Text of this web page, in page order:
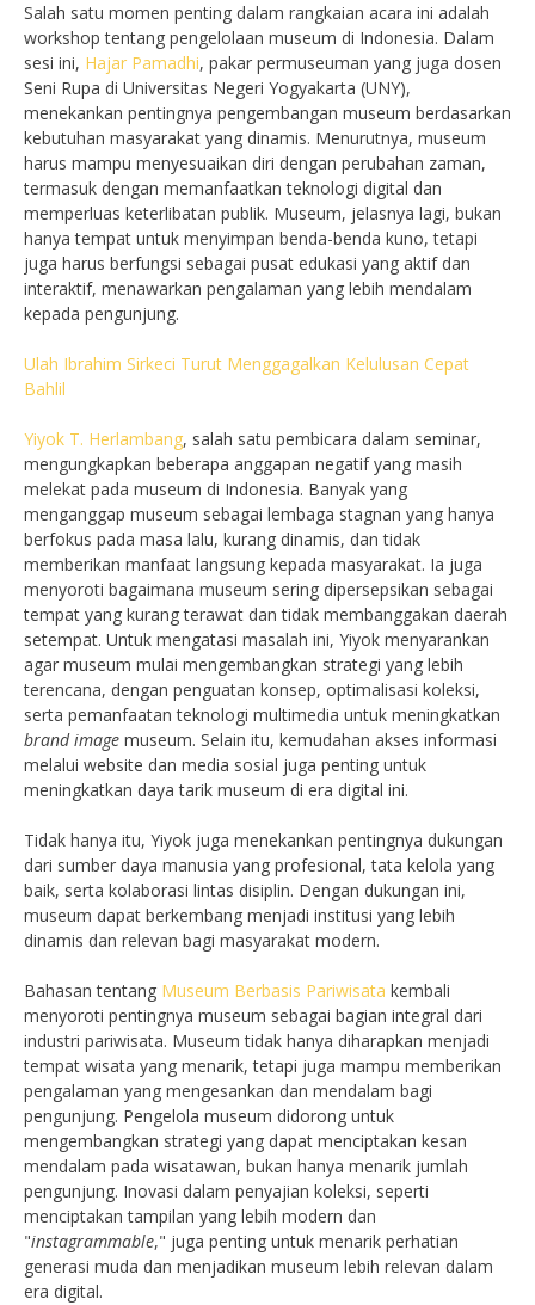
Salah satu momen penting dalam rangkaian acara ini adalah
workshop tentang pengelolaan museum di Indonesia. Dalam
sesi ini, Hajar Pamadhi, pakar permuseuman yang juga dosen
Seni Rupa di Universitas Negeri Yogyakarta (UNY),
menekankan pentingnya pengembangan museum berdasarkan
kebutuhan masyarakat yang dinamis. Menurutnya, museum
harus mampu menyesuaikan diri dengan perubahan zaman,
termasuk dengan memanfaatkan teknologi digital dan
memperluas keterlibatan publik. Museum, jelasnya lagi, bukan
hanya tempat untuk menyimpan benda-benda kuno, tetapi
juga harus berfungsi sebagai pusat edukasi yang aktif dan
interaktif, menawarkan pengalaman yang lebih mendalam
kepada pengunjung.
Ulah Ibrahim Sirkeci Turut Menggagalkan Kelulusan Cepat
Bahlil
Yiyok T. Herlambang, salah satu pembicara dalam seminar,
mengungkapkan beberapa anggapan negatif yang masih
melekat pada museum di Indonesia. Banyak yang
menganggap museum sebagai lembaga stagnan yang hanya
berfokus pada masa lalu, kurang dinamis, dan tidak
memberikan manfaat langsung kepada masyarakat. Ia juga
menyoroti bagaimana museum sering dipersepsikan sebagai
tempat yang kurang terawat dan tidak membanggakan daerah
setempat. Untuk mengatasi masalah ini, Yiyok menyarankan
agar museum mulai mengembangkan strategi yang lebih
terencana, dengan penguatan konsep, optimalisasi koleksi,
serta pemanfaatan teknologi multimedia untuk meningkatkan
brand image museum. Selain itu, kemudahan akses informasi
melalui website dan media sosial juga penting untuk
meningkatkan daya tarik museum di era digital ini.
Tidak hanya itu, Yiyok juga menekankan pentingnya dukungan
dari sumber daya manusia yang profesional, tata kelola yang
baik, serta kolaborasi lintas disiplin. Dengan dukungan ini,
museum dapat berkembang menjadi institusi yang lebih
dinamis dan relevan bagi masyarakat modern.
Bahasan tentang Museum Berbasis Pariwisata kembali
menyoroti pentingnya museum sebagai bagian integral dari
industri pariwisata. Museum tidak hanya diharapkan menjadi
tempat wisata yang menarik, tetapi juga mampu memberikan
pengalaman yang mengesankan dan mendalam bagi
pengunjung. Pengelola museum didorong untuk
mengembangkan strategi yang dapat menciptakan kesan
mendalam pada wisatawan, bukan hanya menarik jumlah
pengunjung. Inovasi dalam penyajian koleksi, seperti
menciptakan tampilan yang lebih modern dan
"instagrammable," juga penting untuk menarik perhatian
generasi muda dan menjadikan museum lebih relevan dalam
era digital.